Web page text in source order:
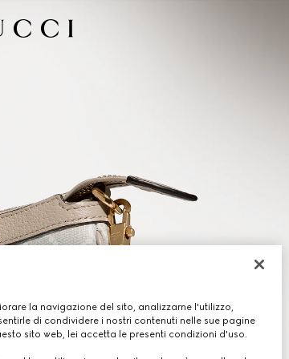
la navigazione del sito, analizzarne l'utilizzo,
di condividere i nostri contenuti nelle sue pagine
sito web, lei accetta le presenti condizioni d'uso.